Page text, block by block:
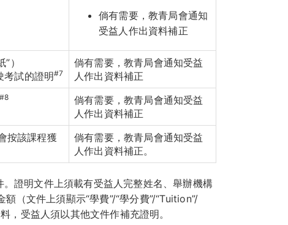
倘有需要，教青局會通知
受益人作出資料補正
）
考試的證明#7
倘有需要，教青局會通知受益
人作出資料補正
#8
倘有需要，教青局會通知受益
人作出資料補正
按該課程獲
倘有需要，教青局會通知受益
人作出資料補正。
證明文件上須載有受益人完整姓名、舉辦機構
（文件上須顯示“學費”/“學分費”/“Tuition”/
，受益人須以其他文件作補充證明。